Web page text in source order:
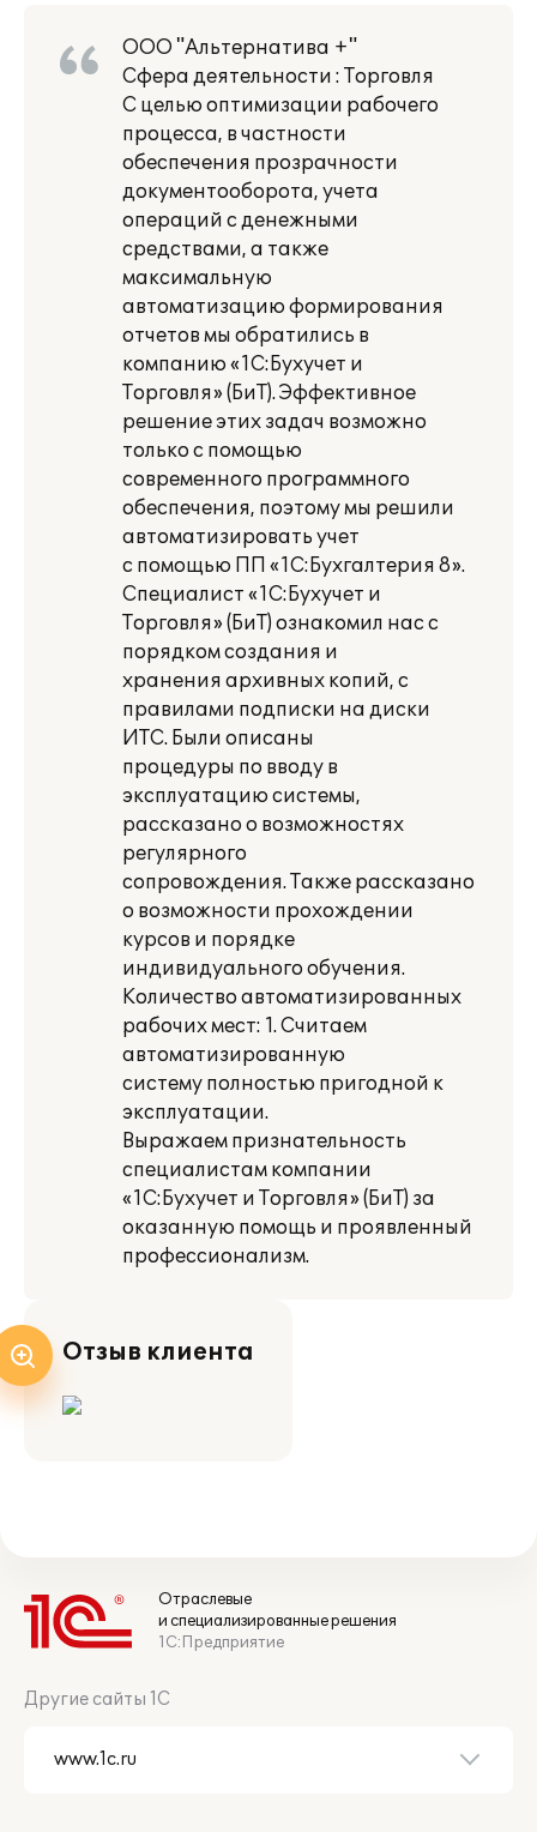
ООО "Альтернатива +"
Сфера деятельности : Торговля
С целью оптимизации рабочего
процесса, в частности
обеспечения прозрачности
документооборота, учета
операций с денежными
средствами, а также
максимальную
автоматизацию формирования
отчетов мы обратились в
компанию «1С:Бухучет и
Торговля» (БиТ). Эффективное
решение этих задач возможно
только с помощью
современного программного
обеспечения, поэтому мы решили
автоматизировать учет
с помощью ПП «1С:Бухгалтерия 8».
Специалист «1С:Бухучет и
Торговля» (БиТ) ознакомил нас с
порядком создания и
хранения архивных копий, с
правилами подписки на диски
ИТС. Были описаны
процедуры по вводу в
эксплуатацию системы,
рассказано о возможностях
регулярного
сопровождения. Также рассказано
о возможности прохождении
курсов и порядке
индивидуального обучения.
Количество автоматизированных
рабочих мест: 1. Считаем
автоматизированную
систему полностью пригодной к
эксплуатации.
Выражаем признательность
специалистам компании
«1С:Бухучет и Торговля» (БиТ) за
оказанную помощь и проявленный
профессионализм.
Отзыв клиента
Отраслевые
и специализированные решения
1С:Предприятие
Другие сайты 1С